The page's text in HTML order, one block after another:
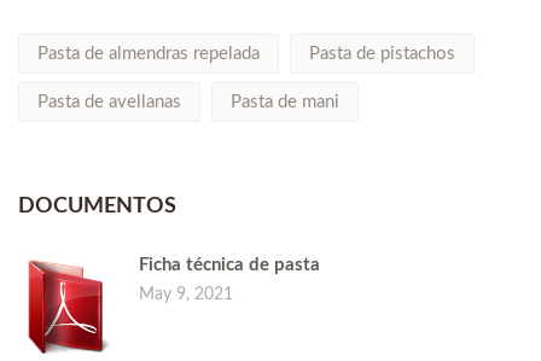
Pasta de almendras repelada Pasta de pistachos
Pasta de avellanas Pasta de mani
DOCUMENTOS
Ficha técnica de pasta
May 9, 2021